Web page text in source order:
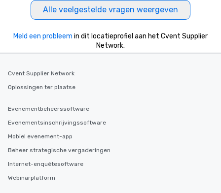
Alle veelgestelde vragen weergeven
Meld een probleem in dit locatieprofiel aan het Cvent Supplier
Network.
Cvent Supplier Network
Oplossingen ter plaatse
Evenementbeheerssoftware
Evenementsinschrijvingssoftware
Mobiel evenement-app
Beheer strategische vergaderingen
Internet-enquêtesoftware
Webinarplatform